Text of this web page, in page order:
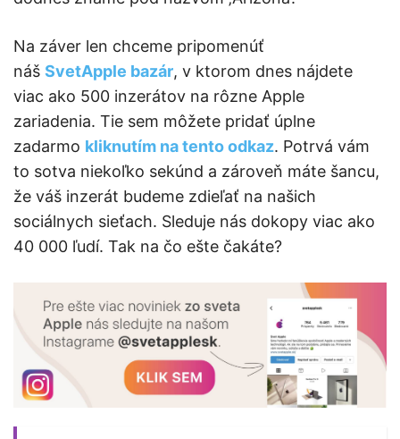
Na záver len chceme pripomenúť
náš SvetApple bazár, v ktorom dnes nájdete
viac ako 500 inzerátov na rôzne Apple
zariadenia. Tie sem môžete pridať úplne
zadarmo kliknutím na tento odkaz. Potrvá vám
to sotva niekoľko sekúnd a zároveň máte šancu,
že váš inzerát budeme zdieľať na našich
sociálnych sieťach. Sleduje nás dokopy viac ako
40 000 ľudí. Tak na čo ešte čakáte?